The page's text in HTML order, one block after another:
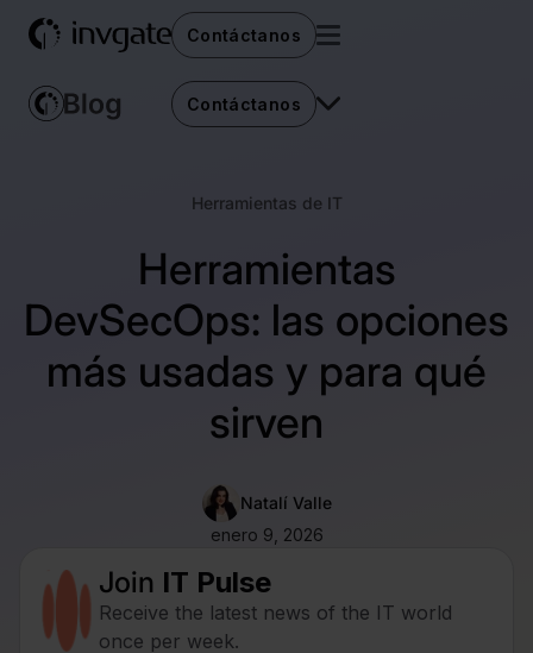
Contáctanos
Contáctanos
Herramientas de IT
Herramientas
DevSecOps: las opciones
más usadas y para qué
sirven
Natalí Valle
enero 9, 2026
Join IT Pulse
Receive the latest news of the IT world
once per week.